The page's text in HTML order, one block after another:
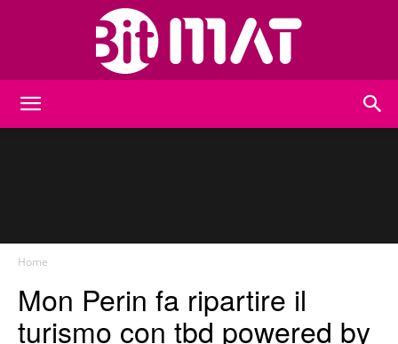
Home
Mon Perin fa ripartire il
turismo con tbd powered by